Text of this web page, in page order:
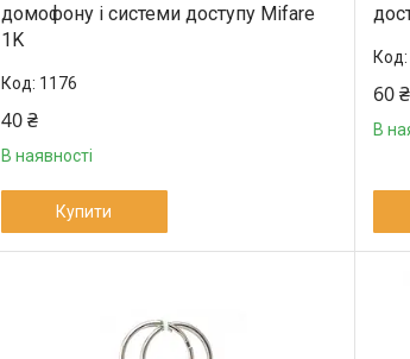
домофону і системи доступу Mifare
1K
1176
40 ₴
В наявності
Купити
60 ₴
В